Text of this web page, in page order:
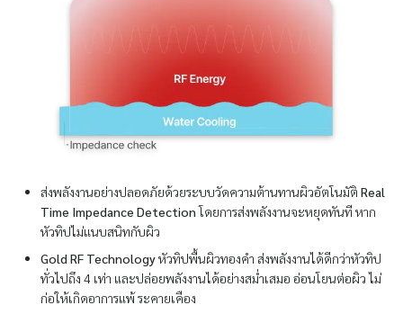
ส่งพลังงานอย่างปลอดภัยด้วยระบบวัดความต้านทานผิวอัตโนมัติ Real
Time Impedance Detectionโดยการส่งพลังงานจะหยุดทันที หาก
หัวทิปไม่แนบสนิทกับผิว
Gold RF Technologyหัวทิปพื้นผิวทองคำ ส่งพลังงานได้ดีกว่าหัวทิป
ทั่วไปถึง 4 เท่า และปล่อยพลังงานได้อย่างสม่ำเสมอ อ่อนโยนต่อผิว ไม่
ก่อให้เกิดอาการแพ้ ระคายเคือง